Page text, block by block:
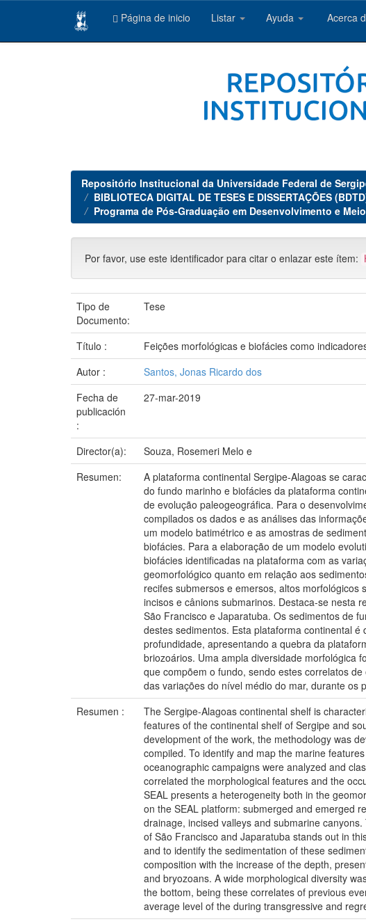
Página de inicio Listar Ayuda Acerca
Repositório Institucional da Universidade Federal de
BIBLIOTECA DIGITAL DE TESES E DISSERTAÇÕES
Programa de Pós-Graduação em Desenvolvimento e
Por favor, use este identificador para citar o enlazar este ítem:
Tipo de
Documento:
Tese
Título :
Feições morfológicas e biofácies como
Autor :
Santos, Jonas Ricardo dos
Fecha de
publicación
:
27-mar-2019
Director(a):
Souza, Rosemeri Melo e
Resumen:
A plataforma continental Sergipe-Alagoas se
do fundo marinho e biofácies da plataforma
de evolução paleogeográfica. Para o
compilados os dados e as análises das
um modelo batimétrico e as amostras de
biofácies. Para a elaboração de um modelo
biofácies identificadas na plataforma com as
geomorfológico quanto em relação aos
recifes submersos e emersos, altos
incisos e cânions submarinos. Destaca-se nesta
São Francisco e Japaratuba. Os sedimentos de
destes sedimentos. Esta plataforma continental
profundidade, apresentando a quebra da
briozoários. Uma ampla diversidade morfológica
que compõem o fundo, sendo estes correlatos
das variações do nível médio do mar, durante os
Resumen :
The Sergipe-Alagoas continental shelf is
features of the continental shelf of Sergipe and
development of the work, the methodology was
compiled. To identify and map the marine
oceanographic campaigns were analyzed and
correlated the morphological features and the
SEAL presents a heterogeneity both in the
on the SEAL platform: submerged and emerged
drainage, incised valleys and submarine
of São Francisco and Japaratuba stands out in
and to identify the sedimentation of these
composition with the increase of the depth,
and bryozoans. A wide morphological diversity
the bottom, being these correlates of previous
average level of the during transgressive and